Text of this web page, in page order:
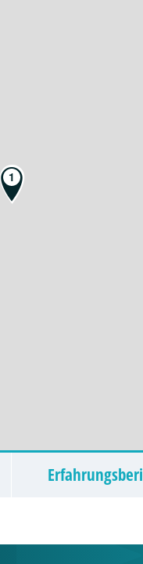
Bank
Active Sourcing-
über
1